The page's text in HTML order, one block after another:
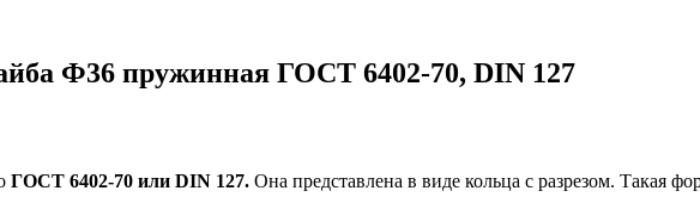
Ф36 пружинная ГОСТ 6402-70, DIN 127
ГОСТ 6402-70 или DIN 127. Она представлена в виде кольца с разрезом. Такая